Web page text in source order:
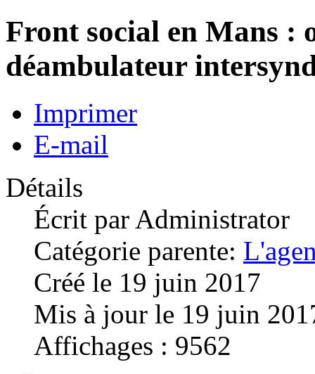
Front social en Mans :
déambulateur
Imprimer
E-mail
Détails
Écrit par Administrator
Catégorie parente:
Créé le 19 juin 2017
Mis à jour le 19 juin
Affichages : 9562